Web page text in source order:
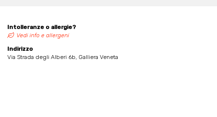
Intolleranze o allergie?
Vedi info e allergeni
Indirizzo
Via Strada degli Alberi 6b, Galliera Veneta